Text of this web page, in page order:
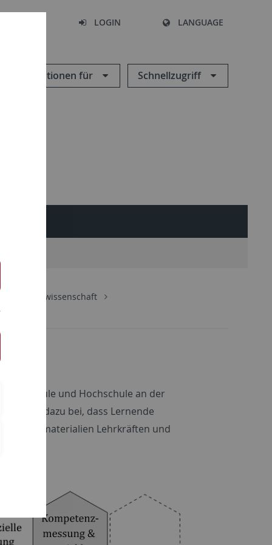
LOGIN LANGUAGE
Informationen für Schnellzugriff
in Schule und Hochschule an der
tragen dazu bei, dass Lernende
Lernmaterialien Lehrkräften und